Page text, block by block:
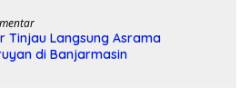
Tinjau Langsung Asrama
di Banjarmasin